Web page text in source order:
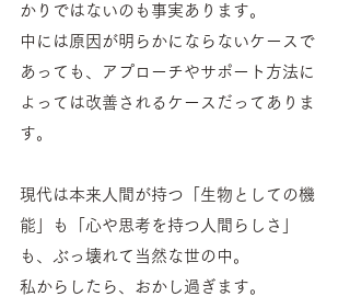
かりではないのも事実あります。
中には原因が明らかにならないケースで
あっても、アプローチやサポート方法に
よっては改善されるケースだってありま
す。
現代は本来人間が持つ「生物としての機
能」も「心や思考を持つ人間らしさ」
も、ぶっ壊れて当然な世の中。
私からしたら、おかし過ぎます。